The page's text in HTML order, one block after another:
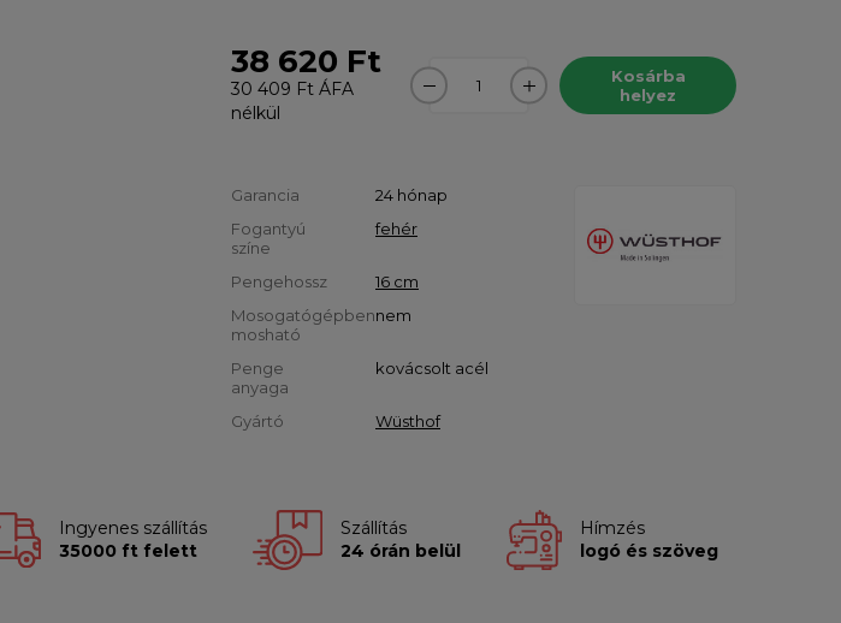
38 620 Ft
30 409 Ft ÁFA
nélkül
Kosárba
helyez
Garancia
24 hónap
Fogantyú
színe
fehér
Pengehossz
16 cm
Mosogatógépben
mosható
nem
Penge
anyaga
kovácsolt acél
Gyártó Wüsthof
Ingyenes szállítás
35000 ft felett
Szállítás
24 órán belül
Hímzés
logó és szöveg